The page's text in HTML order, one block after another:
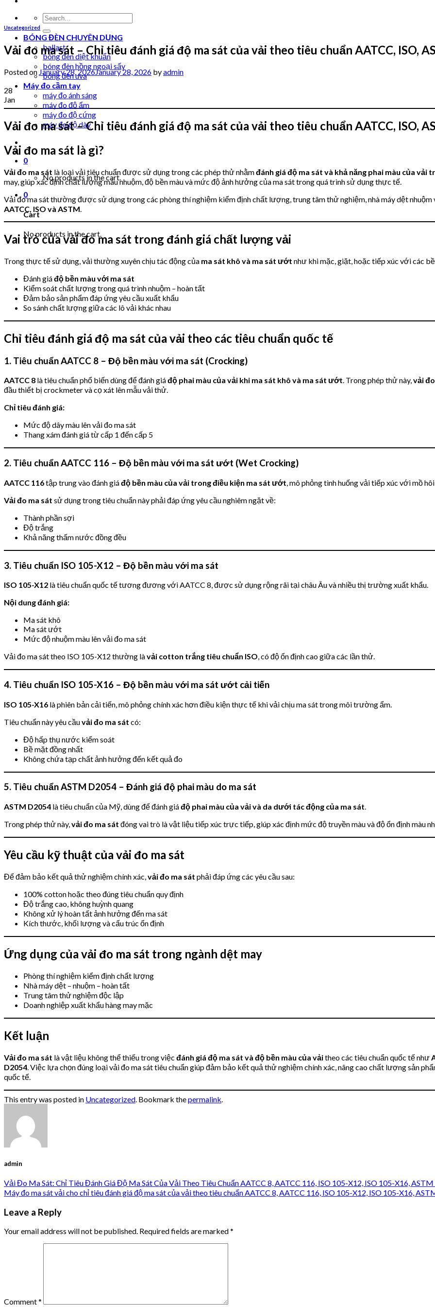
Search
for:
BÓNG ĐÈN CHUYÊN DỤNG
ballast
bóng đèn diệt khuẩn
bóng đèn hồng ngoại sấy
bóng đèn uva
Máy đo cầm tay
máy đo ánh sáng
máy đo độ ẩm
máy đo độ cứng
máy đo độ dày
0
No products in the cart.
0
Cart
No products in the cart.
Uncategorized
Vải đo ma sát – Chỉ tiêu đánh giá độ ma sát của vải theo tiêu chuẩn AATCC, ISO,
Posted on January 28, 2026January 28, 2026 byadmin
28
Jan
Vải đo ma sát – Chỉ tiêu đánh giá độ ma sát của vải theo tiêu chuẩn AATCC, ISO,
Vải đo ma sát là gì?
Vải đo ma sát là loại vải tiêu chuẩn được sử dụng trong các phép thử nhằmđánh giá độ ma sát và khả năng phai màu của vải
may, giúp xác định chất lượng màu nhuộm, độ bền màu và mức độ ảnh hưởng của ma sát trong quá trình sử dụng thực tế.
Vải đo ma sát thường được sử dụng trong các phòng thí nghiệm kiểm định chất lượng, trung tâm thử nghiệm, nhà máy dệt nhuộm
AATCC, ISO và ASTM.
Vai trò của vải đo ma sát trong đánh giá chất lượng vải
Trong thực tế sử dụng, vải thường xuyên chịu tác động của ma sát khô và ma sát ướt như khi mặc, giặt, hoặc tiếp xúc với các
Đánh giáđộ bền màu với ma sát
Kiểm soát chất lượng trong quá trình nhuộm – hoàn tất
Đảm bảo sản phẩm đáp ứng yêu cầu xuất khẩu
So sánh chất lượng giữa các lô vải khác nhau
Chỉ tiêu đánh giá độ ma sát của vải theo các tiêu chuẩn quốc tế
1. Tiêu chuẩn AATCC 8 – Độ bền màu với ma sát (Crocking)
AATCC 8 là tiêu chuẩn phổ biến dùng để đánh giáđộ phai màu của vải khi ma sát khô và ma sát ướt. Trong phép thử này,vải
đầu thiết bị crockmeter và cọ xát lên mẫu vải thử.
Chỉ tiêu đánh giá:
Mức độ dây màu lên vải đo ma sát
Thang xám đánh giá từ cấp 1 đến cấp 5
2. Tiêu chuẩn AATCC 116 – Độ bền màu với ma sát ướt (Wet Crocking)
AATCC 116tập trung vào đánh giáđộ bền màu của vải trong điều kiện ma sát ướt , mô phỏng tình huống vải tiếp xúc với mồ
Vải đo ma sát sử dụng trong tiêu chuẩn này phải đáp ứng yêu cầu nghiêm ngặt về:
Thành phần sợi
Độ trắng
Khả năng thấm nước đồng đều
3. Tiêu chuẩn ISO 105-X12 – Độ bền màu với ma sát
ISO 105-X12 là tiêu chuẩn quốc tế tương đương với AATCC 8, được sử dụng rộng rãi tại châu Âu và nhiều thị trường xuất khẩu.
Nội dung đánh giá:
Ma sát khô
Ma sát ướt
Mức độ nhuộm màu lên vải đo ma sát
Vải đo ma sát theo ISO 105-X12 thường làvải cotton trắng tiêu chuẩn ISO, có độ ổn định cao giữa các lần thử.
4. Tiêu chuẩn ISO 105-X16 – Độ bền màu với ma sát ướt cải tiến
ISO 105-X16 là phiên bản cải tiến, mô phỏng chính xác hơn điều kiện thực tế khi vải chịu ma sát trong môi trường ẩm.
Tiêu chuẩn này yêu cầuvải đo ma sát có:
Độ hấp thụ nước kiểm soát
Bề mặt đồng nhất
Không chứa tạp chất ảnh hưởng đến kết quả đo
5. Tiêu chuẩn ASTM D2054 – Đánh giá độ phai màu do ma sát
ASTM D2054 là tiêu chuẩn của Mỹ, dùng để đánh giáđộ phai màu của vải và da dưới tác động của ma sát.
Trong phép thử này,vải đo ma sát đóng vai trò là vật liệu tiếp xúc trực tiếp, giúp xác định mức độ truyền màu và độ ổn định màu
Yêu cầu kỹ thuật của vải đo ma sát
Để đảm bảo kết quả thử nghiệm chính xác,vải đo ma sát phải đáp ứng các yêu cầu sau:
100% cotton hoặc theo đúng tiêu chuẩn quy định
Độ trắng cao, không huỳnh quang
Không xử lý hoàn tất ảnh hưởng đến ma sát
Kích thước, khối lượng và cấu trúc ổn định
Ứng dụng của vải đo ma sát trong ngành dệt may
Phòng thí nghiệm kiểm định chất lượng
Nhà máy dệt – nhuộm – hoàn tất
Trung tâm thử nghiệm độc lập
Doanh nghiệp xuất khẩu hàng may mặc
Kết luận
Vải đo ma sát là vật liệu không thể thiếu trong việc đánh giá độ ma sát và độ bền màu của vảitheo các tiêu chuẩn quốc tế như
D2054 . Việc lựa chọn đúng loại vải đo ma sát tiêu chuẩn giúp đảm bảo kết quả thử nghiệm chính xác, nâng cao chất lượng sản
quốc tế.
This entry was posted in Uncategorized . Bookmark thepermalink
admin
Vải Đo Ma Sát: Chỉ Tiêu Đánh Giá Độ Ma Sát Của Vải Theo Tiêu Chuẩn AATCC 8, AATCC 116, ISO 105-X12, ISO 105-X16,
Máy đo ma sát vải cho chỉ tiêu đánh giá độ ma sát của vải theo tiêu chuẩn AATCC 8, AATCC 116, ISO 105-X12, ISO 105-X16,
Leave a Reply
Your email address will not be published. Required fields are marked*
Comment*